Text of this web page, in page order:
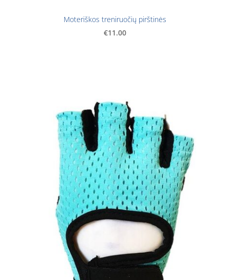
Moteriškos treniruočių pirštinės
€11.00